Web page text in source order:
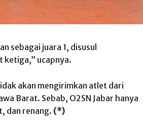
sebagai juara 1, disusul
ketiga,” ucapnya.
akan mengirimkan atlet dari
Barat. Sebab, O2SN Jabar hanya
dan renang. (*)